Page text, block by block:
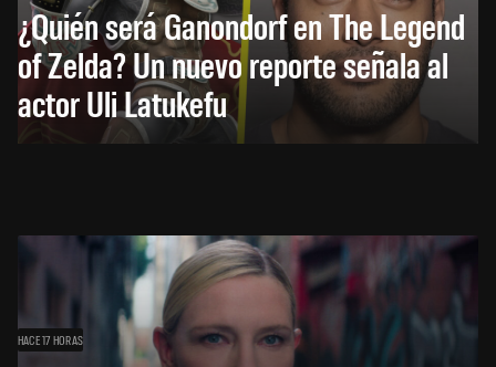
¿Quién será Ganondorf en The Legend
of Zelda? Un nuevo reporte señala al
actor Uli Latukefu
HACE 17 HORAS